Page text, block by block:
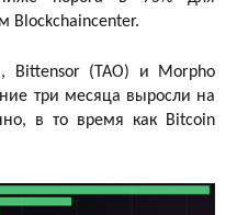
Blockchaincenter.
Bittensor (TAO) и Morpho
три месяца выросли на
в то время как Bitcoin